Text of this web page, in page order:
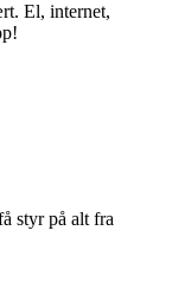
El, internet,
styr på alt fra